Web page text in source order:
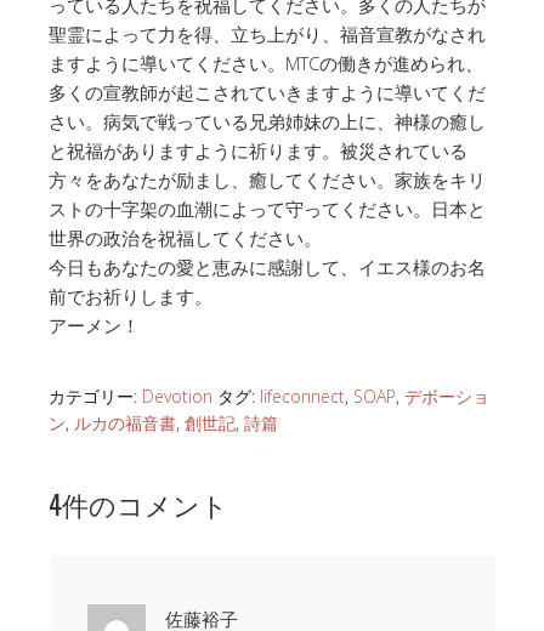
っている人たちを祝福してください。多くの人たちが
聖霊によって力を得、立ち上がり、福音宣教がなされ
ますように導いてください。MTCの働きが進められ、
多くの宣教師が起こされていきますように導いてくだ
さい。病気で戦っている兄弟姉妹の上に、神様の癒し
と祝福がありますように祈ります。被災されている
方々をあなたが励まし、癒してください。家族をキリ
ストの十字架の血潮によって守ってください。日本と
世界の政治を祝福してください。
今日もあなたの愛と恵みに感謝して、イエス様のお名
前でお祈りします。
アーメン！
カテゴリー: Devotion タグ: lifeconnect, SOAP, デボーショ
ン, ルカの福音書, 創世記, 詩篇
4件のコメント
佐藤裕子